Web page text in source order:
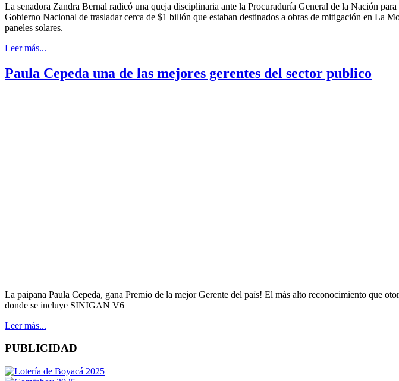
La senadora Zandra Bernal radicó una queja disciplinaria ante la Procuraduría General de la Nación
Gobierno Nacional de trasladar cerca de $1 billón que estaban destinados a obras de mitigación en La
paneles solares.
Leer más...
Paula Cepeda una de las mejores gerentes del sector publico
La paipana Paula Cepeda, gana Premio de la mejor Gerente del país! El más alto reconocimiento que
donde se incluye SINIGAN V6
Leer más...
PUBLICIDAD